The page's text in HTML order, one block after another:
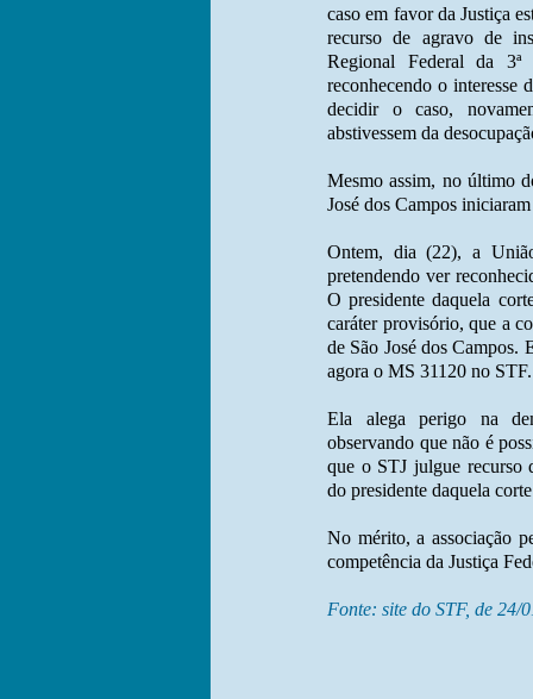
caso em favor da Justiça
recurso de agravo de
Regional Federal da 3ª
reconhecendo o interesse
decidir o caso,
abstivessem da
Mesmo assim, no último
José dos Campos
Ontem, dia (22), a
pretendendo ver
O presidente daquela
caráter provisório, que a
de São José dos Campos.
agora o MS 31120 no STF.
Ela alega perigo na
observando que não é
que o STJ julgue recurso
do presidente daquela
No mérito, a associação
competência da Justiça
Fonte: site do STF, de 24/